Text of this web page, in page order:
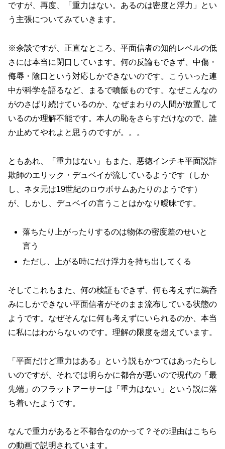
ですが、再度、「重力はない。あるのは密度と浮力」とい
う主張についてみていきます。
※余談ですが、正直なところ、平面信者の知的レベルの低
さには本当に閉口しています。何の反論もできず、中傷・
侮辱・陰口という対応しかできないのです。こういった連
中が科学を語るなど、まるで噴飯ものです。なぜこんなの
がのさばり続けているのか、なぜまわりの人間が放置して
いるのか理解不能です。本人の恥をさらすだけなので、誰
か止めてやれよと思うのですが。。。
ともあれ、「重力はない」もまた、悪徳インチキ平面説詐
欺師のエリック・デュベイが流しているようです（しか
し、ネタ元は19世紀のロウボサムあたりのようです）
が、しかし、デュベイの言うことはかなり曖昧です。
落ちたり上がったりするのは物体の密度差のせいと
言う
ただし、上がる時にだけ浮力を持ち出してくる
そしてこれもまた、何の検証もできず、何も考えずに鵜呑
みにしかできない平面信者がそのまま流布している状態の
ようです。なぜそんなに何も考えずにいられるのか、本当
に私にはわからないのです。理解の限度を超えています。
「平面だけど重力はある」という説もかつてはあったらし
いのですが、それでは明らかに都合が悪いので現代の「最
先端」のフラットアーサーは「重力はない」という説に落
ち着いたようです。
なんで重力があると不都合なのかって？その理由はこちら
の動画で説明されています。